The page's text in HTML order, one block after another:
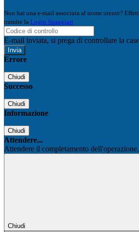
Non hai una e-mail associata al nome utente?
tramite la Login Spaggiari
E-mail inviata, si prega di controllare la
Errore
Chiudi
Successo
Chiudi
Informazione
Chiudi
Attendere...
Attendere il completamento
Chiudi